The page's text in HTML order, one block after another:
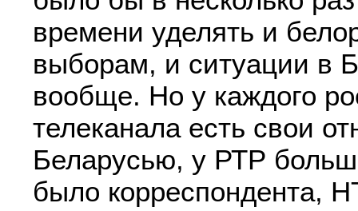
времени уделять и
выборам, и ситуации в
вообще. Но у каждого
телеканала есть свои
Беларусью, у РТР
было корреспондента,